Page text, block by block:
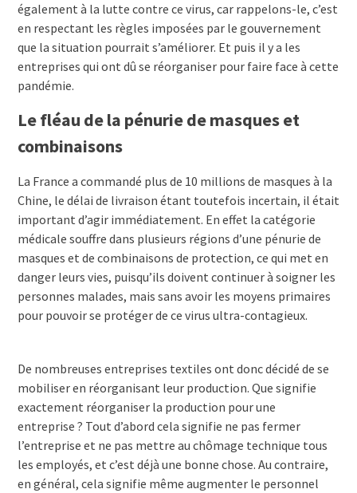
également à la lutte contre ce virus, car rappelons-le, c’est
en respectant les règles imposées par le gouvernement
que la situation pourrait s’améliorer. Et puis il y a les
entreprises qui ont dû se réorganiser pour faire face à cette
pandémie.
Le fléau de la pénurie de masques et
combinaisons
La France a commandé plus de 10 millions de masques à la
Chine, le délai de livraison étant toutefois incertain, il était
important d’agir immédiatement. En effet la catégorie
médicale souffre dans plusieurs régions d’une pénurie de
masques et de combinaisons de protection, ce qui met en
danger leurs vies, puisqu’ils doivent continuer à soigner les
personnes malades, mais sans avoir les moyens primaires
pour pouvoir se protéger de ce virus ultra-contagieux.
De nombreuses entreprises textiles ont donc décidé de se
mobiliser en réorganisant leur production. Que signifie
exactement réorganiser la production pour une
entreprise ? Tout d’abord cela signifie ne pas fermer
l’entreprise et ne pas mettre au chômage technique tous
les employés, et c’est déjà une bonne chose. Au contraire,
en général, cela signifie même augmenter le personnel